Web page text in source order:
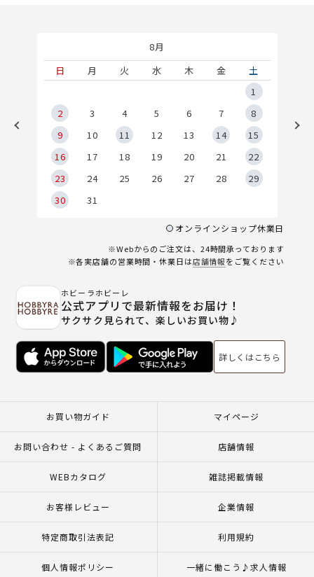
8月
日
月 火 水 木 金
土
1
2
3 4 5 6 7
8
9
10 11 12 13 14
15
16
17 18 19 20 21
22
23
24 25 26 27 28
29
30
31
オンラインショップ休業日
※Webからのご注文は、24時間承っております
※各実店舗の営業時間・休業日は店舗情報をご覧ください
ホビーラホビーレ
公式アプリで最新情報をお届け！
サクサク見られて、楽しいお買い物♪
詳しくはこちら
お買い物ガイド マイページ
お問い合わせ - よくあるご質問 店舗情報
WEBカタログ 雑誌掲載情報
お客様レビュー 企業情報
特定商取引法表記 利用規約
個人情報ポリシー 一緒に働こう♪求人情報